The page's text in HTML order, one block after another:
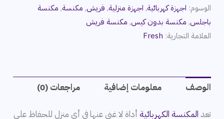
الوسوم: اجهزة كهربائية, اجهزة منزلية, فريش, مكنسة, مكنسة
باجلس, مكنسة بدون كيس, مكنسة فريش
العلامة التجارية: Fresh
الوصف معلومات إضافية مراجعات (0)
تعد المكنسة الكهربائية أداة لا غنى عنها في أي منزل للحفاظ على